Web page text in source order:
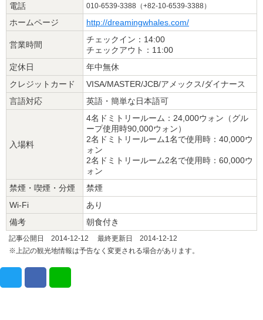
電話
010-6539-3388（+82-10-6539-3388）
ホームページ http://dreamingwhales.com/
営業時間
チェックイン：14:00
チェックアウト：11:00
定休日
年中無休
クレジットカード
VISA/MASTER/JCB/アメックス/ダイナース
言語対応
英語・簡単な日本語可
入場料
4名ドミトリールーム：24,000ウォン（グル
ープ使用時90,000ウォン）
2名ドミトリールーム1名で使用時：40,000ウ
ォン
2名ドミトリールーム2名で使用時：60,000ウ
ォン
禁煙・喫煙・分煙
禁煙
Wi-Fi
あり
備考
朝食付き
記事公開日 2014-12-12 最終更新日 2014-12-12
※上記の観光地情報は予告なく変更される場合があります。